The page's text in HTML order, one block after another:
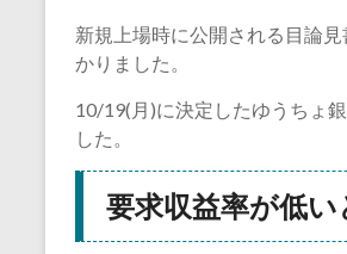
新規上場時に公開される目論
かりました。
10/19(月)に決定したゆうちょ
した。
要求収益率が低い